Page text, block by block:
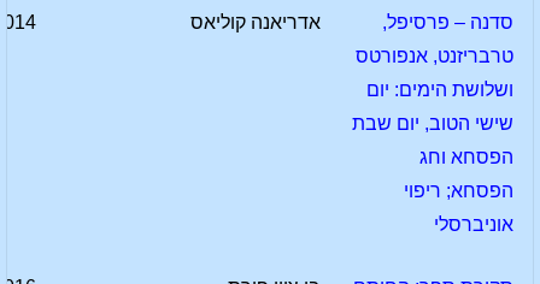
סדנה – פרסיפל,
טרבריזנט, אנפורטס
ושלושת הימים: יום
שישי הטוב, יום שבת
הפסחא וחג
הפסחא; ריפוי
אוניברסלי
אדריאנה קוליאס